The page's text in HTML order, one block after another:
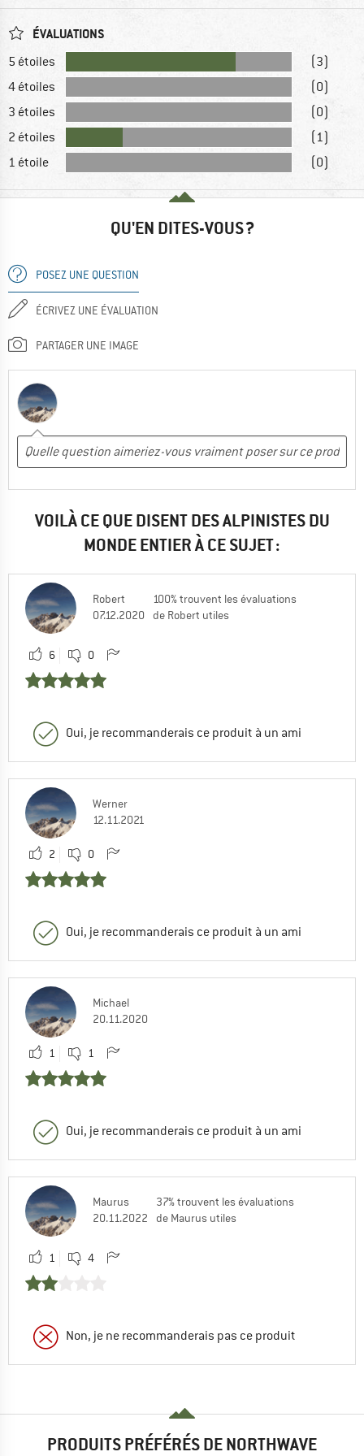
ÉVALUATIONS
5 étoiles
(3)
4 étoiles
(0)
3 étoiles
(0)
2 étoiles
(1)
1 étoile
(0)
QU'EN DITES-VOUS ?
POSEZ UNE QUESTION
ÉCRIVEZ UNE ÉVALUATION
PARTAGER UNE IMAGE
VOILÀ CE QUE DISENT DES ALPINISTES DU
MONDE ENTIER À CE SUJET :
Robert
07.12.2020
100% trouvent les évaluations
de Robert utiles
6 0
Oui, je recommanderais ce produit à un ami
Werner
12.11.2021
2 0
Oui, je recommanderais ce produit à un ami
Michael
20.11.2020
1 1
Oui, je recommanderais ce produit à un ami
Maurus
20.11.2022
37% trouvent les évaluations
de Maurus utiles
1 4
Non, je ne recommanderais pas ce produit
PRODUITS PRÉFÉRÉS DE NORTHWAVE